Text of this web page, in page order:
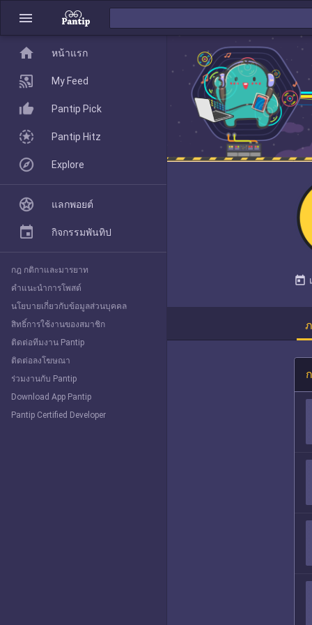
menu
today
home
Pantip Pick
Explore
home หน้าแรก
My Feed
Pantip Pick
Pantip Hitz
Explore
แลกพอยต์
กิจกรรมพันทิป
กฎ กติกาและมารยาท
คำแนะนำการโพสต์
นโยบายเกี่ยวกับข้อมูลส่วนบุคคล
สิทธิ์การใช้งานของสมาชิก
ติดต่อทีมงาน Pantip
ติดต่อลงโฆษณา
ร่วมงานกับ Pantip
Download App Pantip
Pantip Certified Developer